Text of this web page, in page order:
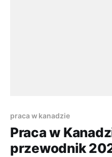
praca w kanadzie
Praca w
przewodnik